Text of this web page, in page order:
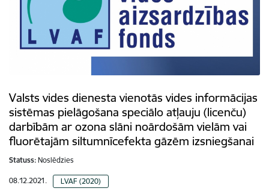
Valsts vides dienesta vienotās vides informācijas
sistēmas pielāgošana speciālo atļauju (licenču)
darbībām ar ozona slāni noārdošām vielām vai
fluorētajām siltumnīcefekta gāzēm izsniegšanai
Statuss: Noslēdzies
08.12.2021. LVAF (2020)